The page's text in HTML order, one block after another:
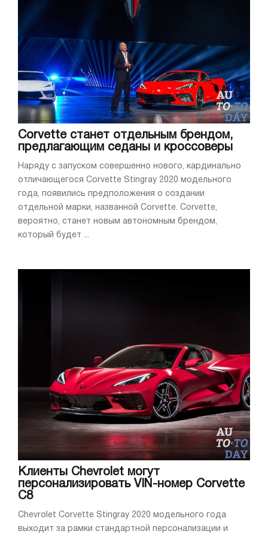
Corvette станет отдельным брендом,
предлагающим седаны и кроссоверы
Наряду с запуском совершенно нового, кардинально
отличающегося Corvette Stingray 2020 модельного
года, появились предположения о создании
отдельной марки, названной Corvette. Corvette,
вероятно, станет новым автономным брендом,
который будет ...
Клиенты Chevrolet могут
персонализировать VIN-номер Corvette
C8
Chevrolet Corvette Stingray 2020 модельного года
выходит за рамки стандартной персонализации и